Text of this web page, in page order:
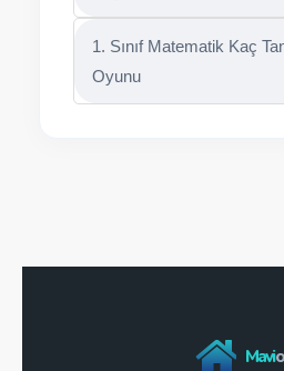
1. Sınıf Matematik Kaç
Oyunu
Mavi